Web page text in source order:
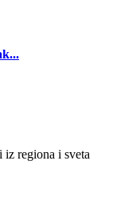
iz regiona i sveta